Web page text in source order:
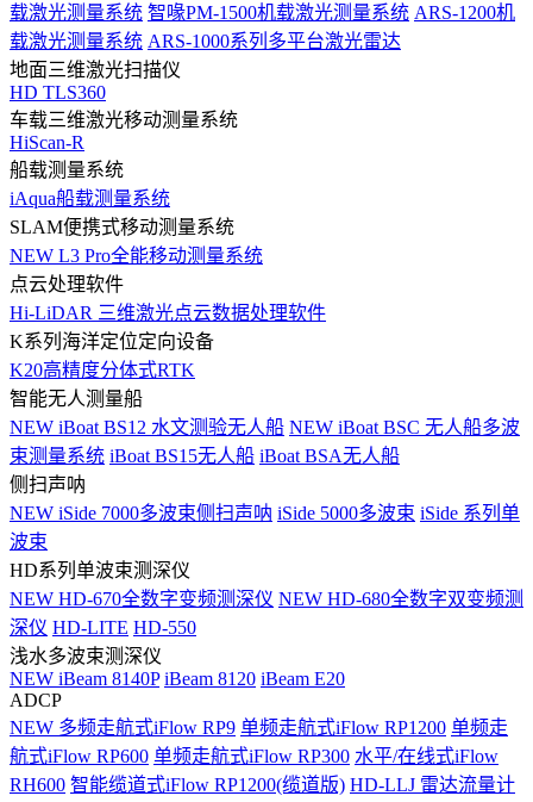
载激光测量系统 智喙PM-1500机载激光测量系统 ARS-1200机
载激光测量系统 ARS-1000系列多平台激光雷达
地面三维激光扫描仪
HD TLS360
车载三维激光移动测量系统
HiScan-R
船载测量系统
iAqua船载测量系统
SLAM便携式移动测量系统
NEW L3 Pro全能移动测量系统
点云处理软件
Hi-LiDAR 三维激光点云数据处理软件
K系列海洋定位定向设备
K20高精度分体式RTK
智能无人测量船
NEW iBoat BS12 水文测验无人船 NEW iBoat BSC 无人船多波
束测量系统 iBoat BS15无人船 iBoat BSA无人船
侧扫声呐
NEW iSide 7000多波束侧扫声呐 iSide 5000多波束 iSide 系列单
波束
HD系列单波束测深仪
NEW HD-670全数字变频测深仪 NEW HD-680全数字双变频测
深仪 HD-LITE HD-550
浅水多波束测深仪
NEW iBeam 8140P iBeam 8120 iBeam E20
ADCP
NEW 多频走航式iFlow RP9 单频走航式iFlow RP1200 单频走
航式iFlow RP600 单频走航式iFlow RP300 水平/在线式iFlow
RH600 智能缆道式iFlow RP1200(缆道版) HD-LLJ 雷达流量计